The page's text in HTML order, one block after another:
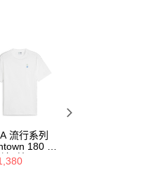
意使用之情
採取法律行
流行系列
180 男
T恤